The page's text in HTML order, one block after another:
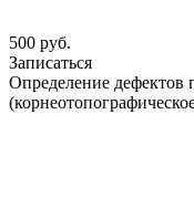
500 руб.
Записаться
Определение дефектов